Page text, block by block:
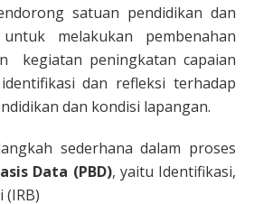
satuan pendidikan dan
melakukan pembenahan
kegiatan peningkatan capaian
dan refleksi terhadap
dan kondisi lapangan.
sederhana dalam proses
Data (PBD), yaitu Identifikasi,
(IRB)